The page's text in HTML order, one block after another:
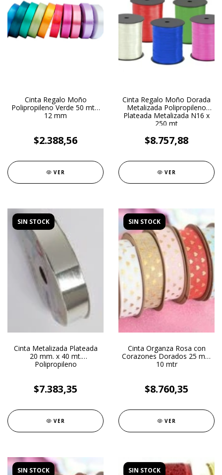
Cinta Regalo Moño
Polipropileno Verde 50 mt x
12 mm
$2.388,56
VER
Cinta Regalo Moño Dorada
Metalizada Polipropileno
Plateada Metalizada N16 x
250 mt
$8.757,88
VER
SIN STOCK
Cinta Metalizada Plateada
20 mm. x 40 mt.
Polipropileno
$7.383,35
VER
SIN STOCK
Cinta Organza Rosa con
Corazones Dorados 25 mm
10 mtr
$8.760,35
VER
SIN STOCK SIN STOCK